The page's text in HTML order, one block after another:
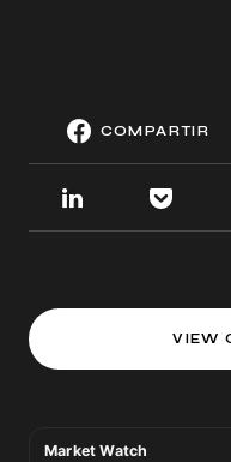
COMPARTIR
VIEW
Market Watch